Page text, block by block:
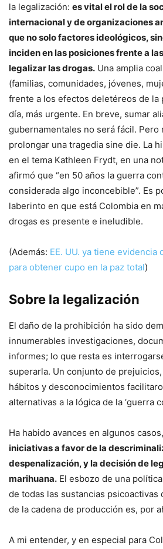
la legalización: es vital el rol de la
internacional y de organizaciones
que no solo factores ideológicos,
inciden en las posiciones frente a
legalizar las drogas. Una amplia
(familias, comunidades, jóvenes,
frente a los efectos deletéreos de la
día, más urgente. En breve, sumar
gubernamentales no será fácil. Pero
prolongar una tragedia sine die. La
en el tema Kathleen Frydt, en una
afirmó que “en 50 años la guerra
considerada algo inconcebible”. Es
laberinto en que está Colombia en
drogas es presente e ineludible.
(Además: EE. UU. ya tiene evidencia
para obtener cupo en la paz total)
Sobre la legalización
El daño de la prohibición ha sido
innumerables investigaciones,
informes; lo que resta es
superarla. Un conjunto de
hábitos y desconocimientos
alternativas a la lógica de la ‘guerra
Ha habido avances en algunos casos,
iniciativas a favor de la
despenalización, y la decisión de
marihuana. El esbozo de una
de todas las sustancias psicoactivas
de la cadena de producción es, por
A mi entender, y en especial para